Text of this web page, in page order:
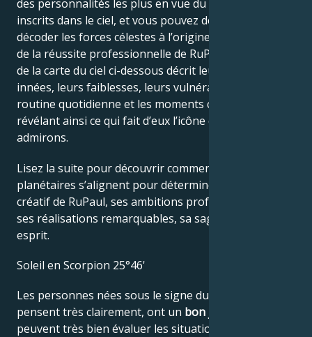
des personnalités les plus en vue du monde sont
inscrits dans le ciel, et vous pouvez désormais
décoder les forces célestes à l’origine du charme et
de la réussite professionnelle de RuPaul. La lecture
de la carte du ciel ci-dessous décrit leurs forces
innées, leurs faiblesses, leurs vulnérabilités, leur
routine quotidienne et les moments clés de leur vie –
révélant ainsi ce qui fait d’eux l’icône que nous
admirons.
Lisez la suite pour découvrir comment les forces
planétaires s’alignent pour déterminer le génie
créatif de RuPaul, ses ambitions professionnelles,
ses réalisations remarquables, sa sagesse et son
esprit.
Soleil en Scorpion 25°46'
Les personnes nées sous le signe du Scorpion
pensent très clairement, ont un bon jugement
peuvent très bien évaluer les situations. Elles ont